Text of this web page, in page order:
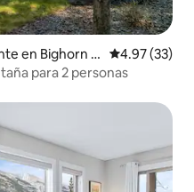
en Bighorn N Calificación
4.97 (33)
para 2 personas
huéspedes